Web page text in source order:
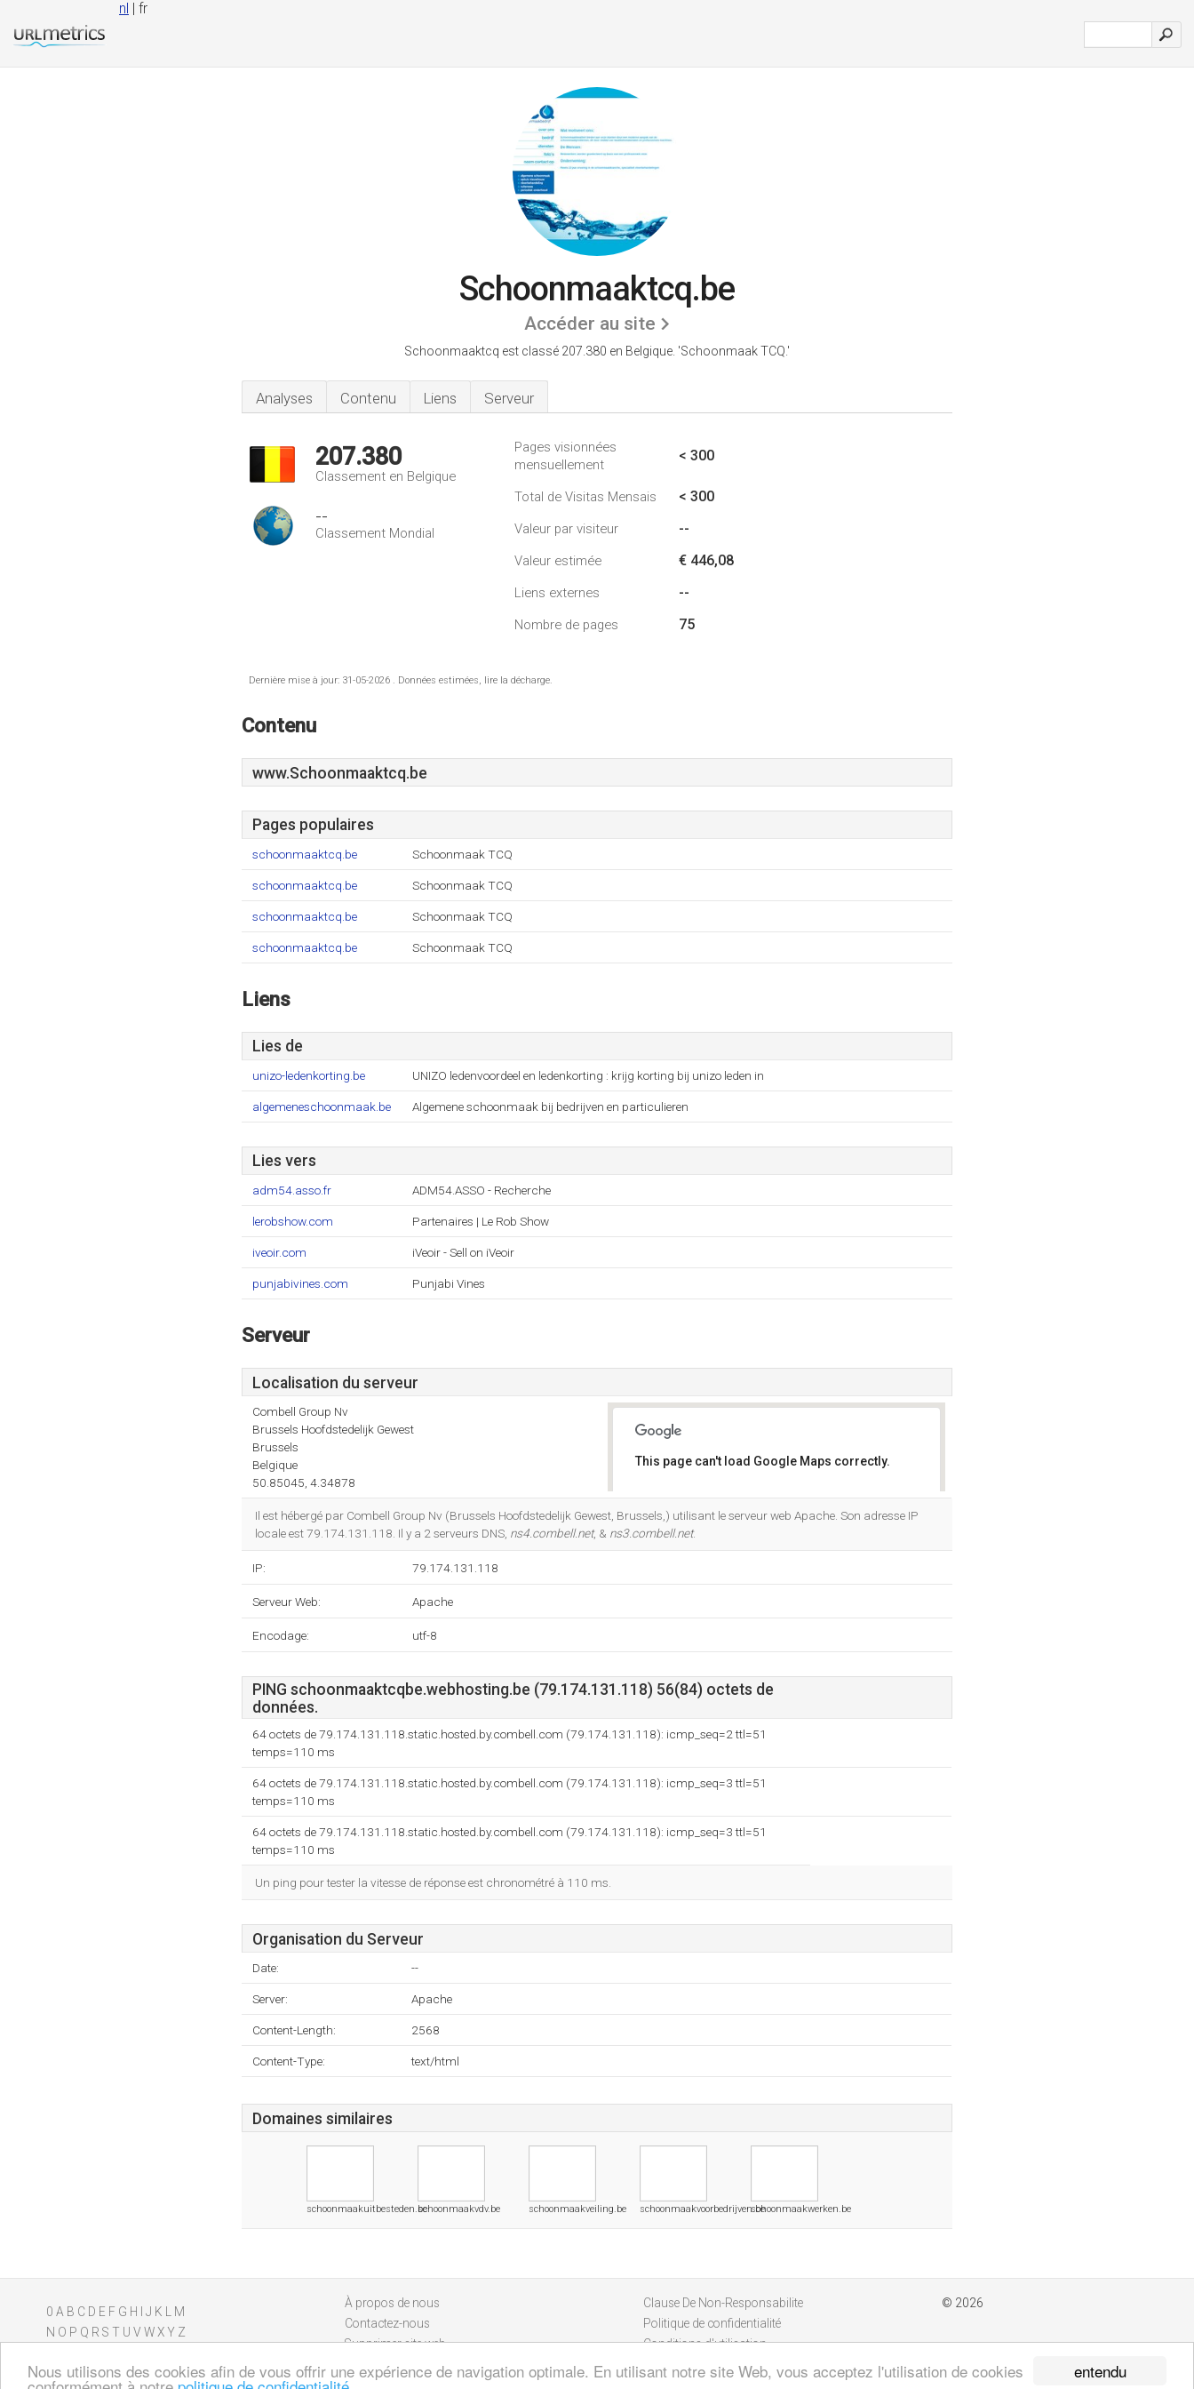
entendu
Nous utilisons des cookies afin de vous offrir une expérience de navigation optimale. En utilisant notre site Web, vous acceptez l'utilisation de cookies
nl | fr
Schoonmaaktcq.be
Accéder au site
Schoonmaaktcq est classé 207.380 en Belgique. 'Schoonmaak TCQ.'
Analyses Contenu Liens Serveur
207.380
Classement en Belgique
--
Classement Mondial
Pages visionnées
mensuellement
< 300
Total de Visitas Mensais < 300
Valeur par visiteur --
Valeur estimée € 446,08
Liens externes --
Nombre de pages 75
Dernière mise à jour: 31-05-2026 . Données estimées, lire la décharge.
Contenu
www.Schoonmaaktcq.be
Pages populaires
schoonmaaktcq.be Schoonmaak TCQ
schoonmaaktcq.be Schoonmaak TCQ
schoonmaaktcq.be Schoonmaak TCQ
schoonmaaktcq.be Schoonmaak TCQ
Liens
Lies de
unizo-ledenkorting.be UNIZO ledenvoordeel en ledenkorting : krijg korting bij unizo leden in
algemeneschoonmaak.be Algemene schoonmaak bij bedrijven en particulieren
Lies vers
adm54.asso.fr ADM54.ASSO - Recherche
lerobshow.com Partenaires | Le Rob Show
iveoir.com iVeoir - Sell on iVeoir
punjabivines.com Punjabi Vines
Serveur
Localisation du serveur
Combell Group Nv
Brussels Hoofdstedelijk Gewest
Brussels
Belgique
50.85045, 4.34878
This page can't load Google Maps correctly.
Il est hébergé par Combell Group Nv (Brussels Hoofdstedelijk Gewest, Brussels,) utilisant le serveur web Apache. Son adresse IP
locale est 79.174.131.118. Il y a 2 serveurs DNS, ns4.combell.net, & ns3.combell.net.
IP: 79.174.131.118
Serveur Web: Apache
Encodage: utf-8
PING schoonmaaktcqbe.webhosting.be (79.174.131.118) 56(84) octets de
données.
64 octets de 79.174.131.118.static.hosted.by.combell.com (79.174.131.118): icmp_seq=2 ttl=51
temps=110 ms
64 octets de 79.174.131.118.static.hosted.by.combell.com (79.174.131.118): icmp_seq=3 ttl=51
temps=110 ms
64 octets de 79.174.131.118.static.hosted.by.combell.com (79.174.131.118): icmp_seq=3 ttl=51
temps=110 ms
Un ping pour tester la vitesse de réponse est chronométré à 110 ms.
Organisation du Serveur
Date: --
Server: Apache
Content-Length: 2568
Content-Type: text/html
Domaines similaires
schoonmaakuitbesteden.beschoonmaakvdv.be schoonmaakveiling.be schoonmaakvoorbedrijven.beschoonmaakwerken.be
0 A B C D E F G H J K
M
N O P Q R S T U V WXY Z
À propos de nous
Contactez-nous
Supprimer site web
Clause De Non-Responsabilite
Politique de confidentialité
Conditions d'utilisation
© 2026